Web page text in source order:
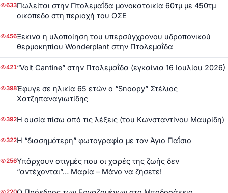
633Πωλείται στην Πτολεμαΐδα μονοκατοικία 60τμ με 450τμ
οικόπεδο στη περιοχή του ΟΣΕ
456Ξεκινά η υλοποίηση του υπερσύγχρονου υδροπονικού
θερμοκηπίου Wonderplant στην Πτολεμαΐδα
421“Volt Cantine” στην Πτολεμαΐδα (εγκαίνια 16 Ιουλίου 2026)
398Έφυγε σε ηλικία 65 ετών ο “Snoopy” Στέλιος
Χατζηπαναγιωτίδης
392Η ουσία πίσω από τις λέξεις (του Κωνσταντίνου Μαυρίδη)
322Η “διασημότερη” φωτογραφία με τον Άγιο Παΐσιο
256Υπάρχουν στιγμές που οι χαρές της ζωής δεν
“αντέχονται”… Μαρία – Μάνο να ζήσετε!